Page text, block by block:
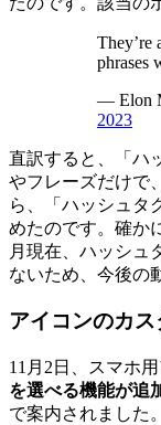
They’re
phrases
— Elon
2023
直訳すると、「ハ
やフレーズだけで
ら、「ハッシュタ
めたのです。確か
月現在、ハッシュ
ないため、今後の
アイコンのカ
11月2日、スマホ
を選べる機能が追
で案内されました。